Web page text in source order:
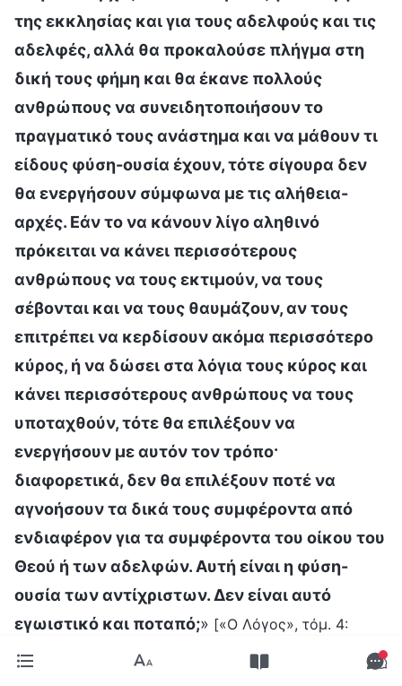
της εκκλησίας και για τους αδελφούς και τις
αδελφές, αλλά θα προκαλούσε πλήγμα στη
δική τους φήμη και θα έκανε πολλούς
ανθρώπους να συνειδητοποιήσουν το
πραγματικό τους ανάστημα και να μάθουν τι
είδους φύση-ουσία έχουν, τότε σίγουρα δεν
θα ενεργήσουν σύμφωνα με τις αλήθεια-
αρχές. Εάν το να κάνουν λίγο αληθινό
πρόκειται να κάνει περισσότερους
ανθρώπους να τους εκτιμούν, να τους
σέβονται και να τους θαυμάζουν, αν τους
επιτρέπει να κερδίσουν ακόμα περισσότερο
κύρος, ή να δώσει στα λόγια τους κύρος και
κάνει περισσότερους ανθρώπους να τους
υποταχθούν, τότε θα επιλέξουν να
ενεργήσουν με αυτόν τον τρόπο·
διαφορετικά, δεν θα επιλέξουν ποτέ να
αγνοήσουν τα δικά τους συμφέροντα από
ενδιαφέρον για τα συμφέροντα του οίκου του
Θεού ή των αδελφών. Αυτή είναι η φύση-
ουσία των αντίχριστων. Δεν είναι αυτό
εγωιστικό και ποταπό;» [«Ο Λόγος», τόμ. 4:
«Εκθέτοντας τους αντίχριστους», Σημείο ένατο